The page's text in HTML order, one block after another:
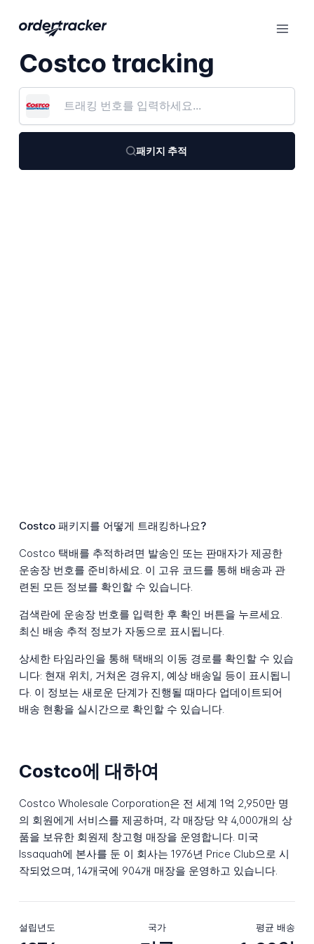
Costco tracking
패키지 추적
Costco 패키지를 어떻게 트래킹하나요?
Costco 택배를 추적하려면 발송인 또는 판매자가 제공한
운송장 번호를 준비하세요. 이 고유 코드를 통해 배송과 관
련된 모든 정보를 확인할 수 있습니다.
검색란에 운송장 번호를 입력한 후 확인 버튼을 누르세요.
최신 배송 추적 정보가 자동으로 표시됩니다.
상세한 타임라인을 통해 택배의 이동 경로를 확인할 수 있습
니다: 현재 위치, 거쳐온 경유지, 예상 배송일 등이 표시됩니
다. 이 정보는 새로운 단계가 진행될 때마다 업데이트되어
배송 현황을 실시간으로 확인할 수 있습니다.
Costco에 대하여
Costco Wholesale Corporation은 전 세계 1억 2,950만 명
의 회원에게 서비스를 제공하며, 각 매장당 약 4,000개의 상
품을 보유한 회원제 창고형 매장을 운영합니다. 미국
Issaquah에 본사를 둔 이 회사는 1976년 Price Club으로 시
작되었으며, 14개국에 904개 매장을 운영하고 있습니다.
설립년도 국가 평균 배송